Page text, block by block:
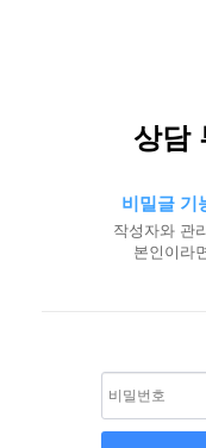
상담
비밀글 기
작성자와 관
본인이라